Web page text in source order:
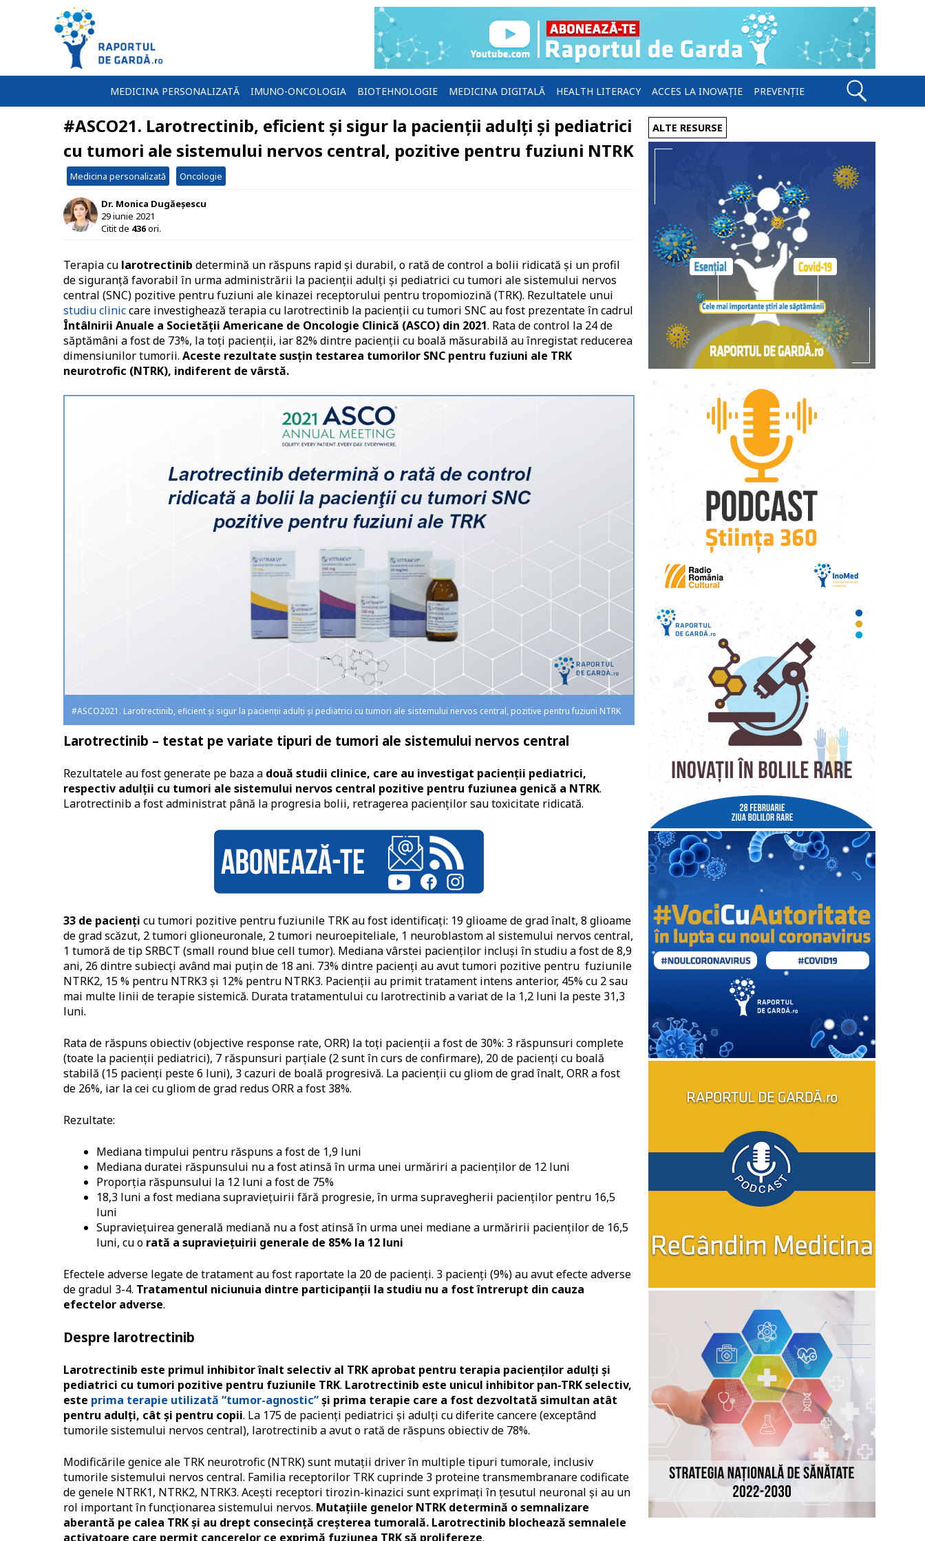
MEDICINA PERSONALIZATĂ IMUNO-ONCOLOGIA BIOTEHNOLOGIE MEDICINA DIGITALĂ HEALTH LITERACY ACCES LA INOVAȚIE PREVENȚIE
#ASCO21. Larotrectinib, eficient și sigur la pacienţii adulți și pediatrici
cu tumori ale sistemului nervos central, pozitive pentru fuziuni NTRK
Medicina personalizată Oncologie
Dr. Monica Dugăeșescu
29 iunie 2021
Citit de 436ori.
Terapia cu larotrectinib determină un răspuns rapid şi durabil, o rată de control a bolii ridicată şi un profil
de siguranţă favorabil în urma administrării la pacienţii adulţi şi pediatrici cu tumori ale sistemului nervos
central (SNC) pozitive pentru fuziuni ale kinazei receptorului pentru tropomiozină (TRK). Rezultatele unui
studiu cliniccare investighează terapia cu larotrectinib la pacienţii cu tumori SNC au fost prezentate în cadrul
Întâlnirii Anuale a Societății Americane de Oncologie Clinică (ASCO) din 2021. Rata de control la 24 de
săptămâni a fost de 73%, la toţi pacienţii, iar 82% dintre pacienţii cu boală măsurabilă au înregistat reducerea
dimensiunilor tumorii. Aceste rezultate susţin testarea tumorilor SNC pentru fuziuni ale TRK
neurotrofic (NTRK), indiferent de vârstă.
#ASCO2021. Larotrectinib, eficient și sigur la pacienţii adulți și pediatrici cu tumori ale sistemului nervos central, pozitive pentru fuziuni NTRK
Larotrectinib – testat pe variate tipuri de tumori ale sistemului nervos central
Rezultatele au fost generate pe baza a două studii clinice, care au investigat pacienţii pediatrici,
respectiv adulţii cu tumori ale sistemului nervos central pozitive pentru fuziunea genică a NTRK.
Larotrectinib a fost administrat până la progresia bolii, retragerea pacienţilor sau toxicitate ridicată.
33 de pacienţi cu tumori pozitive pentru fuziunile TRK au fost identificaţi: 19 glioame de grad înalt, 8 glioame
de grad scăzut, 2 tumori glioneuronale, 2 tumori neuroepiteliale, 1 neuroblastom al sistemului nervos central,
1 tumoră de tip SRBCT (small round blue cell tumor). Mediana vârstei pacienţilor incluşi în studiu a fost de 8,9
ani, 26 dintre subiecţi având mai puţin de 18 ani. 73% dintre pacienţi au avut tumori pozitive pentru fuziunile
NTRK2, 15 % pentru NTRK3 şi 12% pentru NTRK3. Pacienţii au primit tratament intens anterior, 45% cu 2 sau
mai multe linii de terapie sistemică. Durata tratamentului cu larotrectinib a variat de la 1,2 luni la peste 31,3
luni.
Rata de răspuns obiectiv (objective response rate, ORR) la toţi pacienţii a fost de 30%: 3 răspunsuri complete
(toate la pacienţii pediatrici), 7 răspunsuri parţiale (2 sunt în curs de confirmare), 20 de pacienți cu boală
stabilă (15 pacienţi peste 6 luni), 3 cazuri de boală progresivă. La pacienţii cu gliom de grad înalt, ORR a fost
de 26%, iar la cei cu gliom de grad redus ORR a fost 38%.
Rezultate:
Mediana timpului pentru răspuns a fost de 1,9 luni
Mediana duratei răspunsului nu a fost atinsă în urma unei urmăriri a pacienţilor de 12 luni
Proporția răspunsului la 12 luni a fost de 75%
18,3 luni a fost mediana supravieţuirii fără progresie, în urma supravegherii pacienţilor pentru 16,5
luni
Supravieţuirea generală mediană nu a fost atinsă în urma unei mediane a urmăririi pacienţilor de 16,5
luni, cu o rată a supravieţuirii generale de 85% la 12 luni
Efectele adverse legate de tratament au fost raportate la 20 de pacienţi. 3 pacienţi (9%) au avut efecte adverse
de gradul 3-4. Tratamentul niciunuia dintre participanţii la studiu nu a fost întrerupt din cauza
efectelor adverse.
Despre larotrectinib
Larotrectinib este primul inhibitor înalt selectiv al TRK aprobat pentru terapia pacienţilor adulţi şi
pediatrici cu tumori pozitive pentru fuziunile TRK. Larotrectinib este unicul inhibitor pan-TRK selectiv,
este prima terapie utilizată “tumor-agnostic”şi prima terapie care a fost dezvoltată simultan atât
pentru adulţi, cât şi pentru copii. La 175 de pacienţi pediatrici şi adulţi cu diferite cancere (exceptând
tumorile sistemului nervos central), larotrectinib a avut o rată de răspuns obiectiv de 78%.
Modificările genice ale TRK neurotrofic (NTRK) sunt mutaţii driver în multiple tipuri tumorale, inclusiv
tumorile sistemului nervos central. Familia receptorilor TRK cuprinde 3 proteine transmembranare codificate
de genele NTRK1, NTRK2, NTRK3. Acești receptori tirozin-kinazici sunt exprimați în țesutul neuronal și au un
rol important în funcționarea sistemului nervos. Mutaţiile genelor NTRK determină o semnalizare
aberantă pe calea TRK și au drept consecinţă creșterea tumorală. Larotrectinib blochează semnalele
activatoare care permit cancerelor ce exprimă fuziunea TRK să prolifereze.
ALTE RESURSE